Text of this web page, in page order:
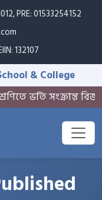
PRE: 01533254152
132107
& College
ভর্তি সংক্রান্ত বিজ্ঞপ্তি